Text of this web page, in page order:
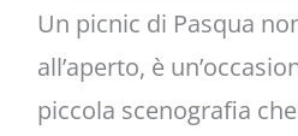
Un picnic di Pasqua
all’aperto, è
piccola scenografia